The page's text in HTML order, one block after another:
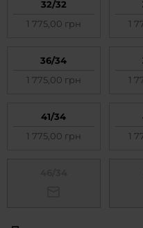
32/32
1 775,00 грн
1
36/34
1 775,00 грн
1
41/34
1 775,00 грн
1